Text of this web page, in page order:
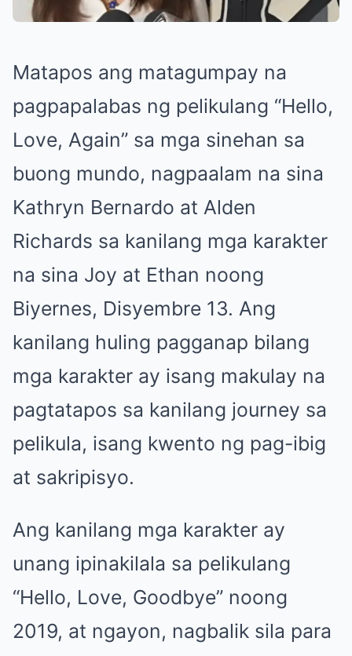
Matapos ang matagumpay na
pagpapalabas ng pelikulang “Hello,
Love, Again” sa mga sinehan sa
buong mundo, nagpaalam na sina
Kathryn Bernardo at Alden
Richards sa kanilang mga karakter
na sina Joy at Ethan noong
Biyernes, Disyembre 13. Ang
kanilang huling pagganap bilang
mga karakter ay isang makulay na
pagtatapos sa kanilang journey sa
pelikula, isang kwento ng pag-ibig
at sakripisyo.
Ang kanilang mga karakter ay
unang ipinakilala sa pelikulang
“Hello, Love, Goodbye” noong
2019, at ngayon, nagbalik sila para